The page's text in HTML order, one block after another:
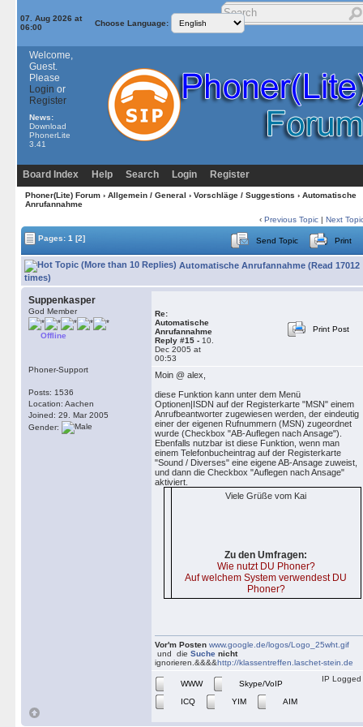
07. Aug 2026 at
06:00
Choose Language:
Welcome,
Guest.
Please
Login or
Register
News:
Download
PhonerLite
3.41
Board Index Help Search Login Register
Phoner(Lite) Forum› Allgemein / General › Vorschläge / Suggestions › Automatische
Anrufannahme
‹ Previous Topic | Next
Pages: 1 [2] Send Topic Print
Automatische Anrufannahme (Read 17012
times)
Suppenkasper
God Member
Offline
Phoner-Support
Posts: 1536
Location: Aachen
Joined: 29. Mar 2005
Gender:
Re:
Automatische
Anrufannahme
Reply #15 - 10.
Dec 2005 at
00:53
Print Post
Moin @ alex,
diese Funktion kann unter dem Menü
Optionen|ISDN auf der Registerkarte "MSN" einem
Anrufbeantworter zugewiesen werden, der eindeutig
einer der eigenen Rufnummern (MSN) zugeordnet
wurde (Checkbox "AB-Auflegen nach Ansage").
Ebenfalls nutzbar ist diese Funktion, wenn man
einem Telefonbucheintrag auf der Registerkarte
"Sound / Diverses" eine eigene AB-Ansage zuweist,
und dann die Checkbox "Auflegen nach Ansage"
aktiviert.
Viele Grüße vom Kai
Zu den Umfragen:
Wie nutzt DU Phoner?
Auf welchem System verwendest DU
Phoner?
Vor'm Posten www.google.de/logos/Logo_25wht.gif
und die Suche nicht
ignorieren.&&&&http://klassentreffen.laschet-stein.de
WWW
Skype/VoIP
ICQ
YIM AIM
IP Logged